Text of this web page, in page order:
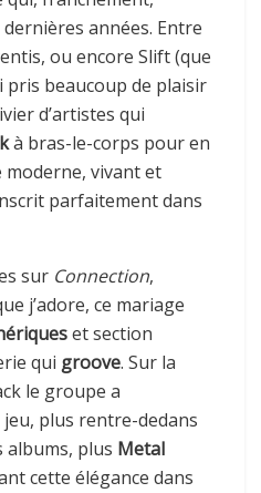
dernières années. Entre
ou encore Slift (que
pris beaucoup de plaisir
d’artistes qui
à bras-le-corps pour en
moderne, vivant et
parfaitement dans
sur Connection,
j’adore, ce mariage
et section
qui groove. Sur la
le groupe a
plus rentre-dedans
albums, plus Metal
cette élégance dans